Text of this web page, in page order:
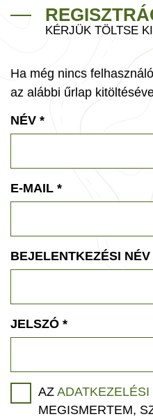
KÉRJÜK TÖLTSE
Ha még nincs
az alábbi űrlap
NÉV *
E-MAIL *
BEJELENTKEZÉSI NÉV
JELSZÓ *
AZ
MEGISMERTEM,